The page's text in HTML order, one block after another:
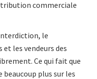
commerciale
le
les vendeurs des
Ce qui fait que
plus sur les